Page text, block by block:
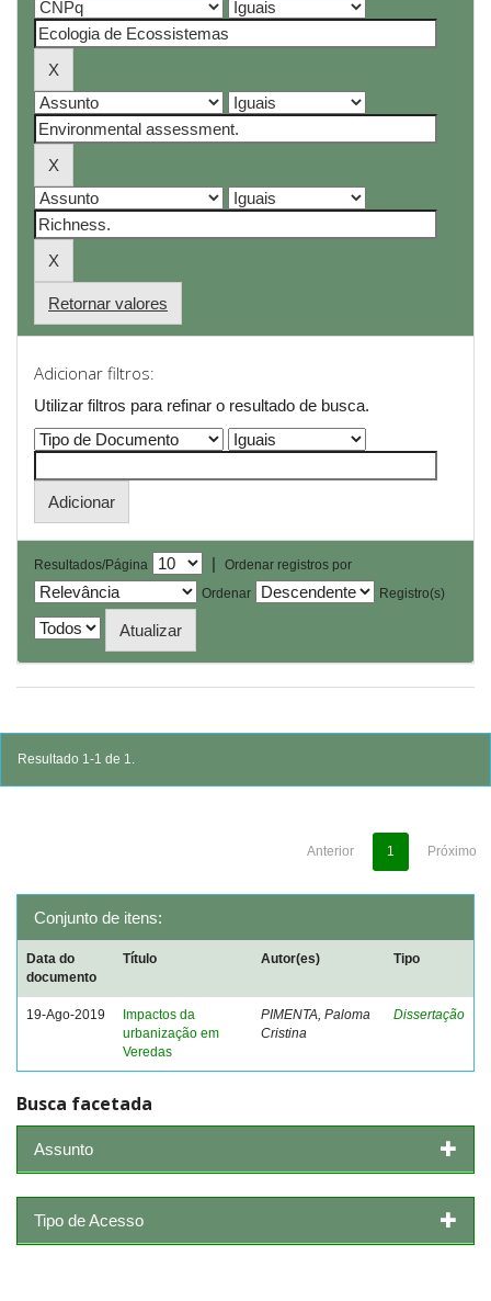
Retornar valores
Adicionar filtros:
Utilizar filtros para refinar o resultado de busca.
Resultados/Página |
Ordenar registros por
Ordenar
Registro(s)
Resultado 1-1 de 1.
Anterior 1 Próximo
Conjunto de itens:
Data do
documento
Título Autor(es) Tipo
19-Ago-2019
Impactos da
urbanização em
Veredas
PIMENTA, Paloma
Cristina
Dissertação
Busca facetada
Assunto
Tipo de Acesso